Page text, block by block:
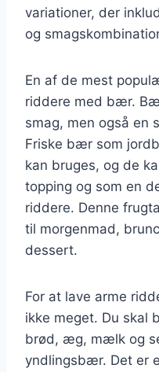
variationer, der
og
En af de mest
riddere med bær.
smag, men også en
Friske bær som
kan bruges, og de
topping og som en
riddere. Denne
til morgenmad,
dessert.
For at lave arme
ikke meget. Du skal
brød, æg, mælk og
yndlingsbær. Det er